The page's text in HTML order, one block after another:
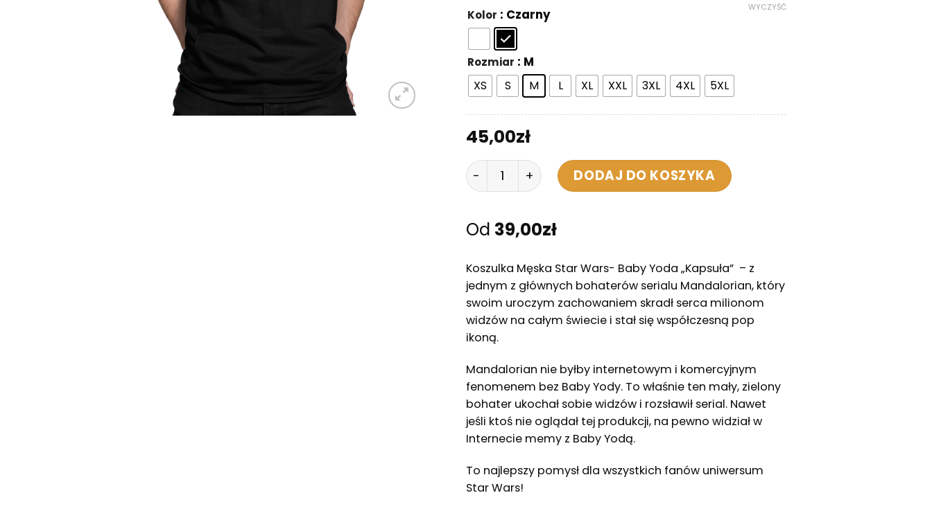
Kolor : Czarny
Rozmiar : M
XS S M L XL XXL 3XL 4XL 5XL
WYCZYŚĆ
45,00zł
ilość Koszulka Męska Star Wars- Baby Yoda "Kapsuła"
DODAJ DO KOSZYKA
Od 39,00zł
Koszulka Męska Star Wars- Baby Yoda „Kapsuła” – z
jednym z głównych bohaterów serialu Mandalorian, który
swoim uroczym zachowaniem skradł serca milionom
widzów na całym świecie i stał się współczesną pop
ikoną.
Mandalorian nie byłby internetowym i komercyjnym
fenomenem bez Baby Yody. To właśnie ten mały, zielony
bohater ukochał sobie widzów i rozsławił serial. Nawet
jeśli ktoś nie oglądał tej produkcji, na pewno widział w
Internecie memy z Baby Yodą.
To najlepszy pomysł dla wszystkich fanów uniwersum
Star Wars!